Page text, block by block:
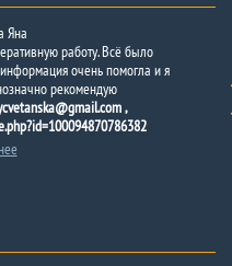
Яна
работу. Всё было
очень помогла и я
рекомендую
,